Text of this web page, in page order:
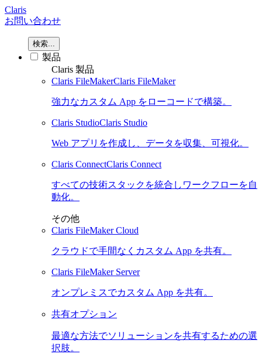
Claris
お問い合わせ
検索...
製品
Claris 製品
Claris FileMakerClaris FileMaker
強力なカスタム App をローコードで構築。
Claris StudioClaris Studio
Web アプリを作成し、データを収集、可視化。
Claris ConnectClaris Connect
すべての技術スタックを統合しワークフローを自
動化。
その他
Claris FileMaker Cloud
クラウドで手間なくカスタム App を共有。
Claris FileMaker Server
オンプレミスでカスタム App を共有。
共有オプション
最適な方法でソリューションを共有するための選
択肢。